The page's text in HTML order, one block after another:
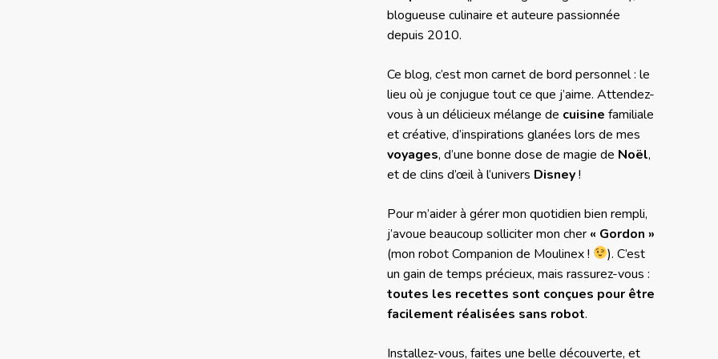
blogueuse culinaire et auteure passionnée
depuis 2010.
Ce blog, c’est mon carnet de bord personnel : le
lieu où je conjugue tout ce que j’aime. Attendez-
vous à un délicieux mélange de cuisine familiale
et créative, d’inspirations glanées lors de mes
voyages, d’une bonne dose de magie de Noël,
et de clins d’œil à l’univers Disney!
Pour m’aider à gérer mon quotidien bien rempli,
j’avoue beaucoup solliciter mon cher « Gordon »
(mon robot Companion de Moulinex !
). C’est
un gain de temps précieux, mais rassurez-vous :
toutes les recettes sont conçues pour être
facilement réalisées sans robot.
Installez-vous, faites une belle découverte, et